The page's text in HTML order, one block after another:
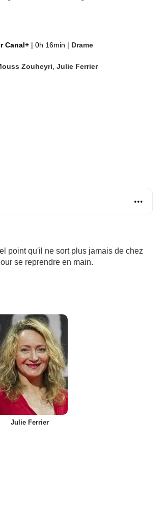
Canal+ | 0h 16min | Drame
Zouheyri Julie Ferrier
point qu'il ne sort plus jamais de chez
se reprendre en main.
Julie Ferrier